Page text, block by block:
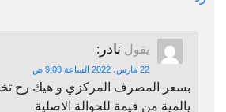
يقول نادر :
22 مارس، 2022 الساعة 9:08 ص
بسعر المصرف المركزي و هيك رح
يالمية من قيمة للحوالة الاصلية